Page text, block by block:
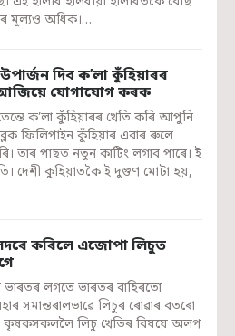
মূল্যও অধিক।…
দিব ক’লা কুঁহিয়াৰৰ
আজিয়ে যোগাযোগ কৰক
ক’লা কুঁহিয়াৰৰ খেতি কৰি আপুনি
ফিলিপাইন কুঁহিয়াৰ এবাৰ ৰুলে
তাৰ পাছত নতুন কাটিং লগাব পাৰে। ই
দেশী কুহিয়াতকৈ ই দুগুণ মোটা হয়,
কৰিলে এজোপা লিচুত
লগতে ভাৰতৰ বাহিৰতো
সমান্তৰালভাৱে লিচুৰ ৰোৱাৰ বতৰো
লিচু খেতিৰ বিষয়ে অলপ